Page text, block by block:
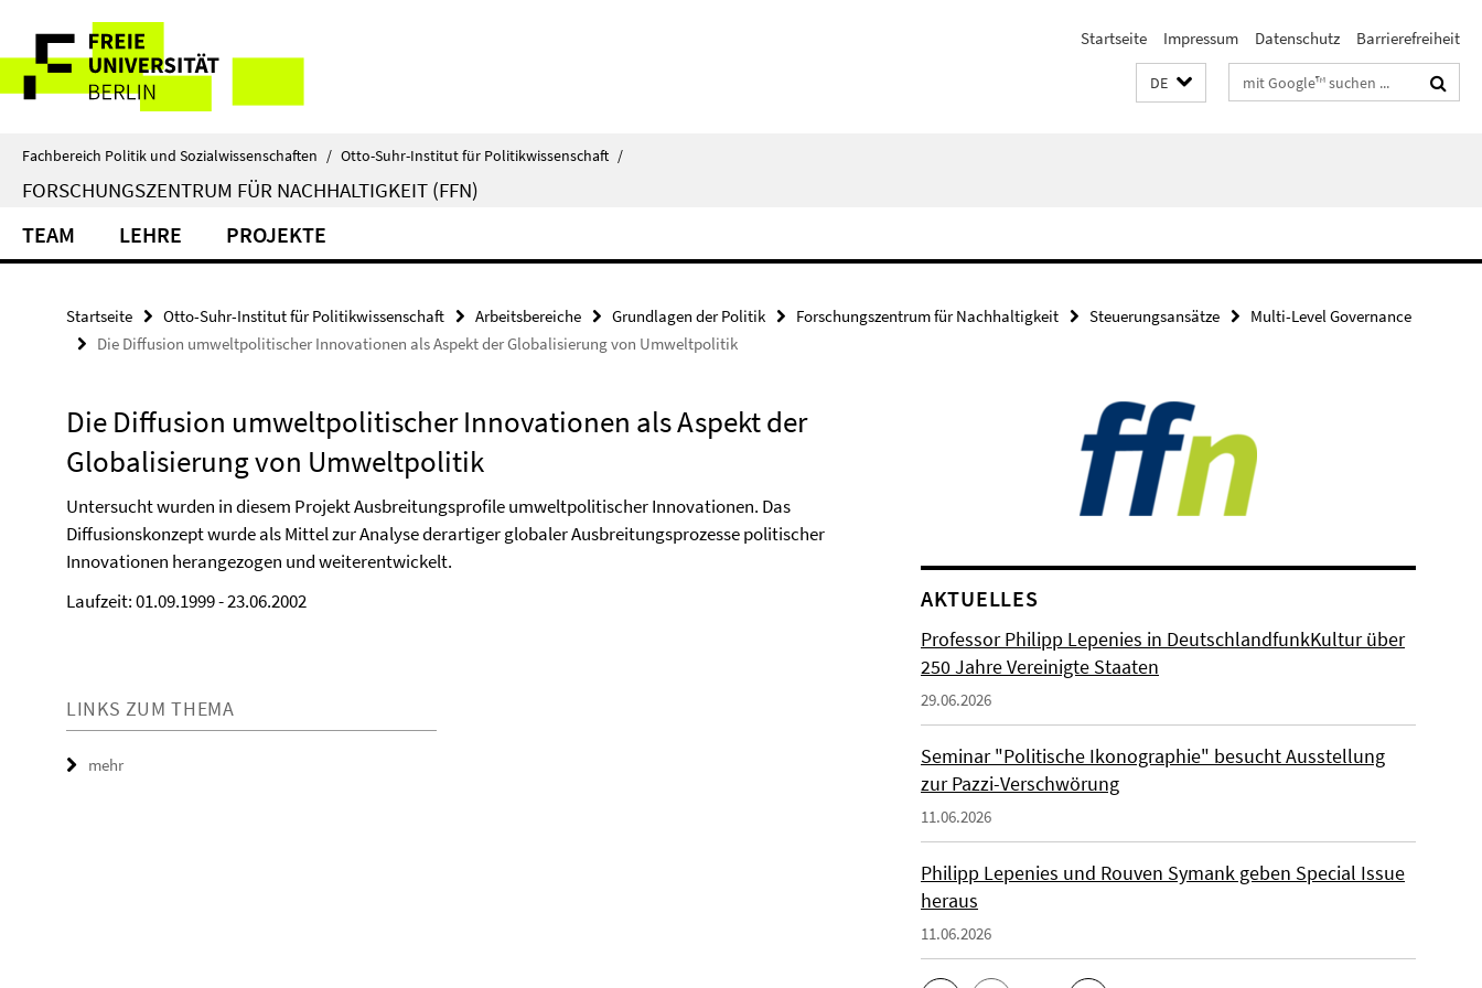
direkt
Inhalt
Service-
Navigation
Startseite Impressum Datenschutz Barrierefreiheit
DE Suchbegriffe
Fachbereich Politik und Sozialwissenschaften / Otto-Suhr-Institut für Politikwissenschaft /
FORSCHUNGSZENTRUM FÜR NACHHALTIGKEIT (FFN)
TEAM LEHRE PROJEKTE
Startseite Otto-Suhr-Institut für Politikwissenschaft Arbeitsbereiche Grundlagen der Politik Forschungszentrum für Nachhaltigkeit Steuerungsansätze
Multi-Level Governance
Die Diffusion umweltpolitischer Innovationen als Aspekt der Globalisierung von Umweltpolitik
Die Diffusion umweltpolitischer Innovationen als Aspekt der
Globalisierung von Umweltpolitik
Untersucht wurden in diesem Projekt Ausbreitungsprofile umweltpolitischer Innovationen. Das
Diffusionskonzept wurde als Mittel zur Analyse derartiger globaler Ausbreitungsprozesse politischer
Innovationen herangezogen und weiterentwickelt.
Laufzeit: 01.09.1999 - 23.06.2002
LINKS ZUM THEMA
mehr
AKTUELLES
Professor Philipp Lepenies in DeutschlandfunkKultur über
250 Jahre Vereinigte Staaten
29.06.2026
Seminar "Politische Ikonographie" besucht Ausstellung
zur Pazzi-Verschwörung
11.06.2026
Philipp Lepenies und Rouven Symank geben Special Issue
heraus
11.06.2026